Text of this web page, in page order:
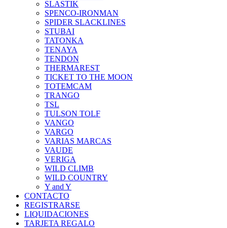
SLASTIK
SPENCO-IRONMAN
SPIDER SLACKLINES
STUBAI
TATONKA
TENAYA
TENDON
THERMAREST
TICKET TO THE MOON
TOTEMCAM
TRANGO
TSL
TULSON TOLF
VANGO
VARGO
VARIAS MARCAS
VAUDE
VERIGA
WILD CLIMB
WILD COUNTRY
Y and Y
CONTACTO
REGISTRARSE
LIQUIDACIONES
TARJETA REGALO